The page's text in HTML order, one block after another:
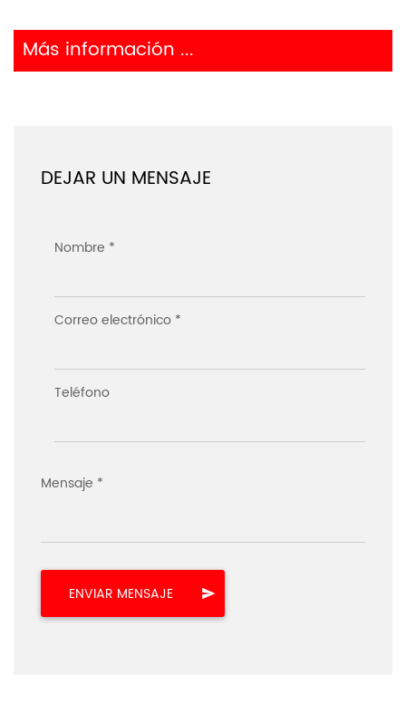
Más información ...
DEJAR UN MENSAJE
Nombre *
Correo electrónico *
Teléfono
Mensaje *